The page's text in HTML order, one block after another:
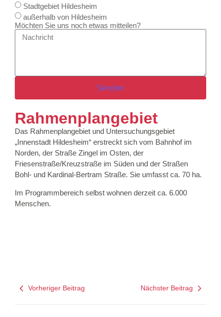
Stadtgebiet Hildesheim
außerhalb von Hildesheim
Möchten Sie uns noch etwas mitteilen?
Senden
Rahmenplangebiet
Das Rahmenplangebiet und Untersuchungsgebiet
„Innenstadt Hildesheim“ erstreckt sich vom Bahnhof im
Norden, der Straße Zingel im Osten, der
Friesenstraße/Kreuzstraße im Süden und der Straßen
Bohl- und Kardinal-Bertram Straße. Sie umfasst ca. 70 ha.
Im Programmbereich selbst wohnen derzeit ca. 6.000
Menschen.
Vorheriger Beitrag Nächster Beitrag